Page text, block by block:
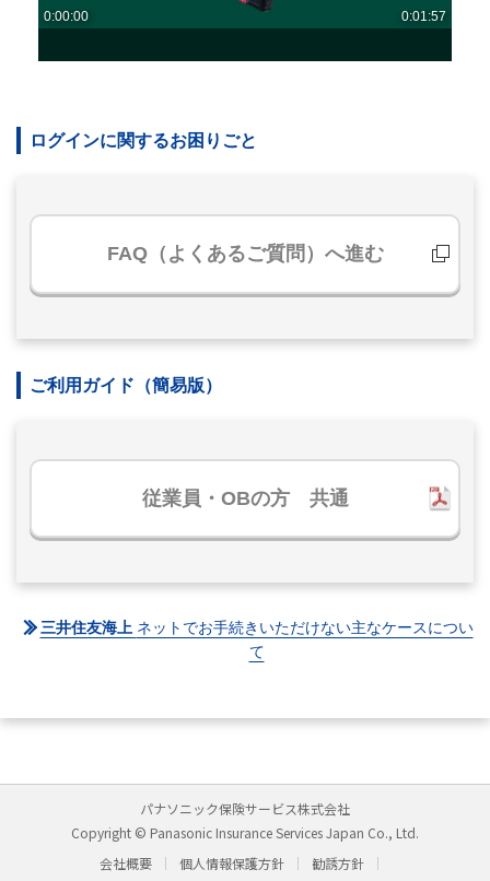
ログインに関するお困りごと
FAQ（よくあるご質問）へ進む
ご利用ガイド（簡易版）
従業員・OBの方 共通
三井住友海上 ネットでお手続きいただけない主なケースについ
て
パナソニック保険サービス株式会社
Copyright © Panasonic Insurance Services Japan Co., Ltd.
会社概要
個人情報保護方針
勧誘方針